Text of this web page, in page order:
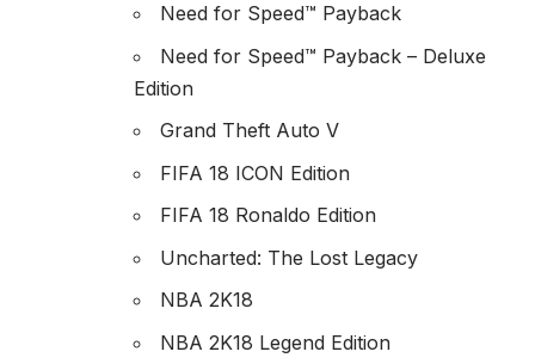
Need for Speed™ Payback
Need for Speed™ Payback – Deluxe
Edition
Grand Theft Auto V
FIFA 18 ICON Edition
FIFA 18 Ronaldo Edition
Uncharted: The Lost Legacy
NBA 2K18
NBA 2K18 Legend Edition